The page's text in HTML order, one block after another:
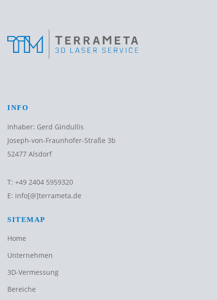
INFO
Inhaber: Gerd Gindullis
Joseph-von-Fraunhofer-Straße 3b
52477 Alsdorf
T: +49 2404 5959320
E: info[@]terrameta.de
SITEMAP
Home
Unternehmen
3D-Vermessung
Bereiche